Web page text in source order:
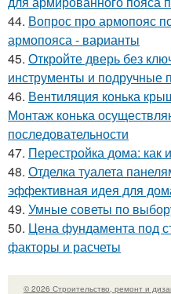
44. Вопрос про армопояс
армопояса - варианты
45. Откройте дверь без
инструменты и подручные
46. Вентиляция конька
Монтаж конька
последовательности
47. Перестройка дома: как
48. Отделка туалета
эффективная идея для
49. Умные советы по
50. Цена фундамента под
факторы и расчеты
© 2026 Строительство, ремонт и